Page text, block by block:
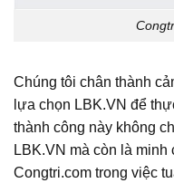
Chúng tôi chân thành
lựa chọn LBK.VN để
thành công này không
LBK.VN mà còn là
Congtri.com trong việc